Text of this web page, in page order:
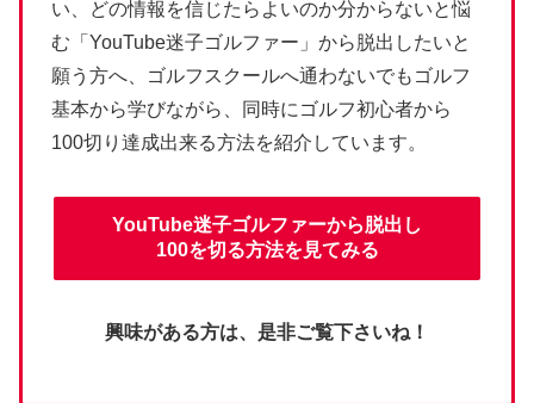
い、どの情報を信じたらよいのか分からないと悩
む「YouTube迷子ゴルファー」から脱出したいと
願う方へ、ゴルフスクールへ通わないでもゴルフ
基本から学びながら、同時にゴルフ初心者から
100切り達成出来る方法を紹介しています。
YouTube迷子ゴルファーから脱出し
100を切る方法を見てみる
興味がある方は、是非ご覧下さいね！